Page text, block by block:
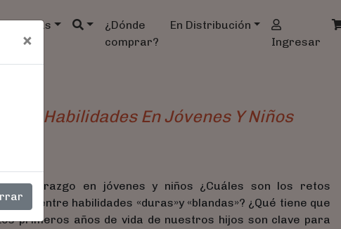
Agendas
¿Dónde
comprar?
En Distribución
Ingresar
×
Habilidades En Jóvenes Y Niños
en jóvenes y niños ¿Cuáles son los retos
hay entre habilidades «duras»y «blandas»? ¿Qué tiene que
primeros años de vida de nuestros hijos son clave para